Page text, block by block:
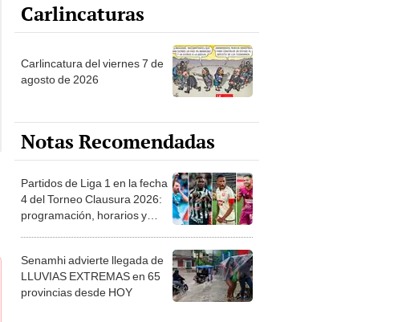
Carlincaturas
Carlincatura del viernes 7 de
agosto de 2026
Notas Recomendadas
Partidos de Liga 1 en la fecha
4 del Torneo Clausura 2026:
programación, horarios y
Senamhi advierte llegada de
LLUVIAS EXTREMAS en 65
provincias desde HOY